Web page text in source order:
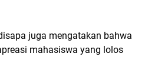
juga mengatakan bahwa
mahasiswa yang lolos